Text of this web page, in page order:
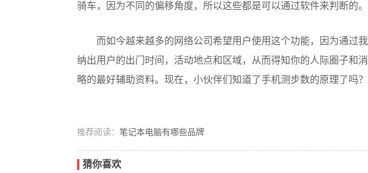
骑车，因为不同的偏移角度，所以这些都是可以通过软件来判断的。
而如今越来越多的网络公司希望用户使用这个功能，因为通过
纳出用户的出门时间，活动地点和区域，从而得知你的人际圈子和
略的最好辅助资料。现在，小伙伴们知道了手机测步数的原理了吗？
推荐阅读： 笔记本电脑有哪些品牌
猜你喜欢